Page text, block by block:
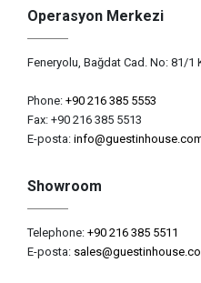
Operasyon Merkezi
Feneryolu, Bağdat Cad. No: 81/1
Phone: +90 216 385 5553
Fax: +90 216 385 5513
E-posta:
Showroom
Telephone: +90 216 385 5511
E-posta: